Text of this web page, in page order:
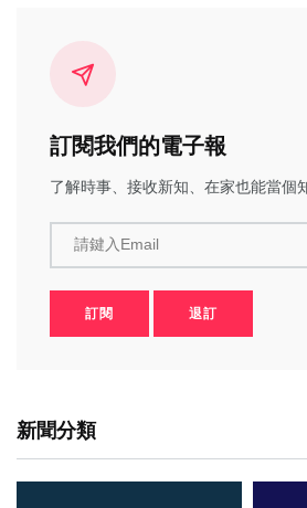
訂閱我們的電子報
了解時事、接收新知、在家也能當個
請鍵入Email
訂閱 退訂
新聞分類